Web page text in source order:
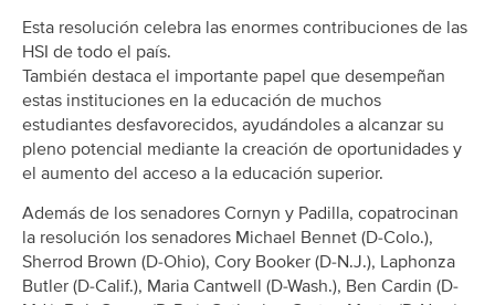
Esta resolución celebra las enormes contribuciones de las
HSI de todo el país.
También destaca el importante papel que desempeñan
estas instituciones en la educación de muchos
estudiantes desfavorecidos, ayudándoles a alcanzar su
pleno potencial mediante la creación de oportunidades y
el aumento del acceso a la educación superior.
Además de los senadores Cornyn y Padilla, copatrocinan
la resolución los senadores Michael Bennet (D-Colo.),
Sherrod Brown (D-Ohio), Cory Booker (D-N.J.), Laphonza
Butler (D-Calif.), Maria Cantwell (D-Wash.), Ben Cardin (D-